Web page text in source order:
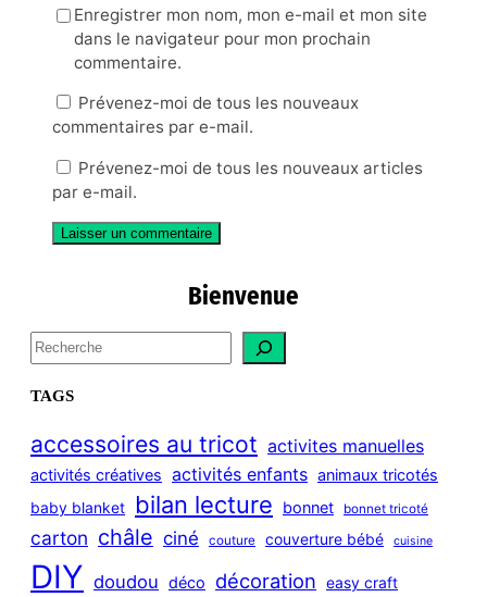
Enregistrer mon nom, mon e-mail et mon site
dans le navigateur pour mon prochain
commentaire.
Prévenez-moi de tous les nouveaux
commentaires par e-mail.
Prévenez-moi de tous les nouveaux articles
par e-mail.
Bienvenue
S
e
a
c
h
TAGS
accessoires au tricot activites manuelles
activités créatives activités enfants animaux tricotés
baby blanket bilan lecture bonnet bonnet tricoté
carton châle ciné couture couverture bébé cuisine
DIY doudou déco décoration easy craft